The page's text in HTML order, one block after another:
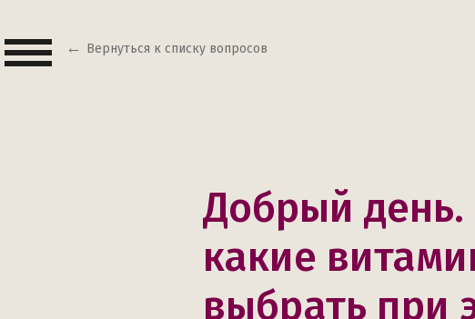
Вернуться к списку вопросов
Добрый день.
какие
выбрать при